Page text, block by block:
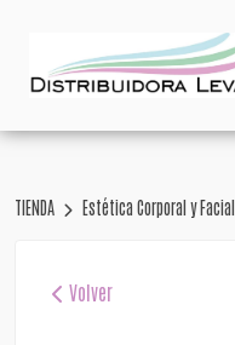
TIENDA Estética Corporal y Facial
Volver